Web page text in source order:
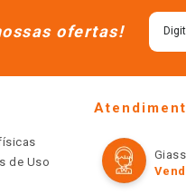
ofertas!
de Uso